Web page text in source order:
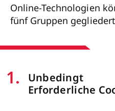
Online-Technologien
fünf Gruppen
1.
Unbedingt
Erforderliche